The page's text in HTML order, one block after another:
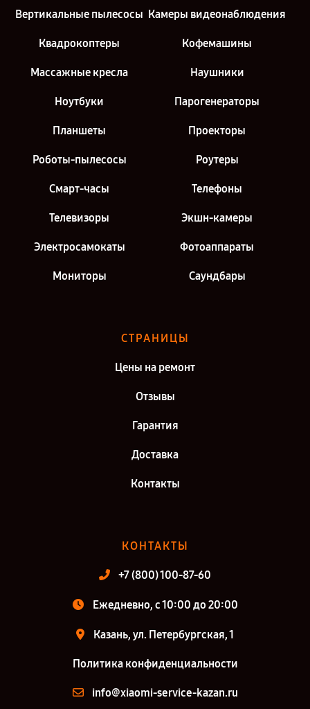
Ремонт робота-пылесоса Xiaomi Viomi Vacuum Cleaner Alpha S9 V-
Ремонт робота-пылесоса Xiaomi Viomi Vacuum Cleaner Alpha S9 V-
RVCLMD28A в г. Санкт-Петербург
Вертикальные пылесосы Камеры видеонаблюдения
Квадрокоптеры Кофемашины
Массажные кресла Наушники
Ноутбуки Парогенераторы
Планшеты Проекторы
Роботы-пылесосы Роутеры
Смарт-часы Телефоны
Телевизоры Экшн-камеры
Электросамокаты Фотоаппараты
Мониторы Саундбары
СТРАНИЦЫ
Цены на ремонт
Отзывы
Гарантия
Доставка
Контакты
КОНТАКТЫ
+7 (800) 100-87-60
Ежедневно, с 10:00 до 20:00
Казань, ул. Петербургская, 1
Политика конфиденциальности
info@xiaomi-service-kazan.ru